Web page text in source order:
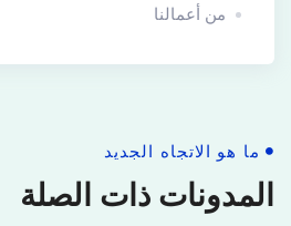
من أعمالنا
ما هو الاتجاه الجديد
المدونات ذات الصلة